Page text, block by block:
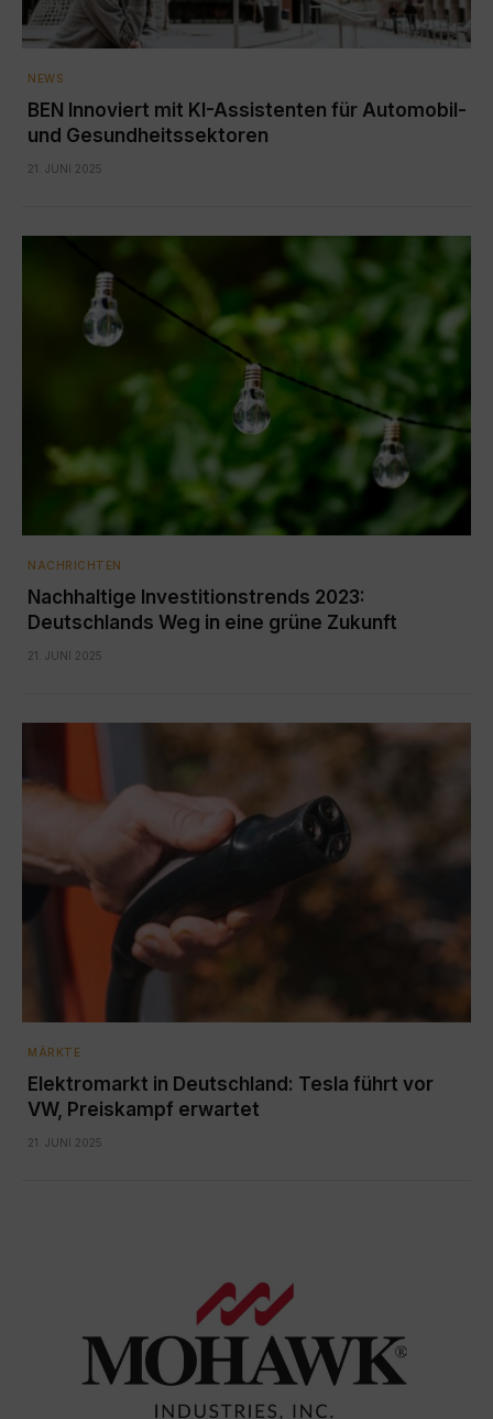
NEWS
BEN Innoviert mit KI-Assistenten für Automobil-
und Gesundheitssektoren
21. JUNI 2025
NACHRICHTEN
Nachhaltige Investitionstrends 2023:
Deutschlands Weg in eine grüne Zukunft
21. JUNI 2025
MÄRKTE
Elektromarkt in Deutschland: Tesla führt vor
VW, Preiskampf erwartet
21. JUNI 2025